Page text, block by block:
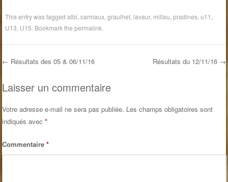
This entry was taggedalbi ,carmaux ,graulhet lavaur, millau ,pradines ,u11
U13 U15 . Bookmark thepermalink
Post navigation
← Résultats des 05 & 06/11/16 Résultats du 12/11/16 →
Laisser un commentaire
Votre adresse e-mail ne sera pas publiée. Les champs obligatoires sont
indiqués avec*
Commentaire*